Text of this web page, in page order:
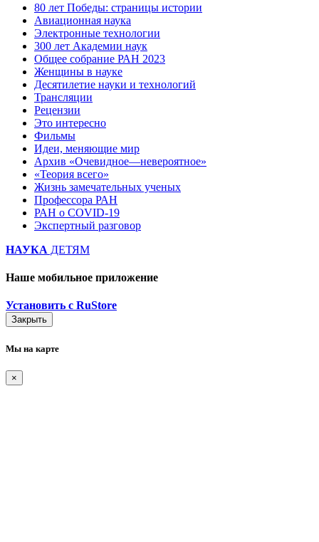
80 лет Победы: страницы истории
Авиационная наука
Электронные технологии
300 лет Академии наук
Общее собрание РАН 2023
Женщины в науке
Десятилетие науки и технологий
Трансляции
Рецензии
Это интересно
Фильмы
Идеи, меняющие мир
Архив «Очевидное—невероятное»
«Теория всего»
Жизнь замечательных ученых
Профессора РАН
РАН о COVID-19
Экспертный разговор
НАУКА ДЕТЯМ
Наше мобильное приложение
Установить с RuStore
Закрыть
Мы на карте
×